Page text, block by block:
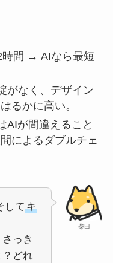
時間 → AIなら最短
がなく、デザイン
るかに高い。
AIが間違えること
によるダブルチェ
柴田
して キ
っき
どれ